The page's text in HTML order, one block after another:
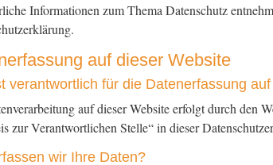
Informationen zum Thema Datenschutz
auf dieser Website
verantwortlich für die Datenerfassung
auf dieser Website erfolgt durch den
zur Verantwortlichen Stelle“ in dieser
wir Ihre Daten?